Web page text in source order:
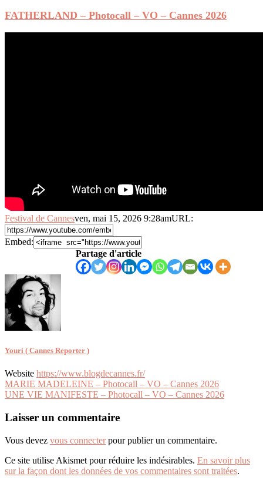
FATHERLAND – Photocall – VO – Cannes 2026
Festival de Cannesven, mai 15, 2026 9:28amURL:
Embed:
Partage d'article
Youri ( Cannes Reporter )
Website https://www.blogdecannes.fr/
Navigation
de
l’article
MARIE MADELEINE – Photocall – VO – Cannes 2026
UNE VIE MANIFESTE – Photocall – VO – Cannes 2026
Laisser un commentaire
Vous devez vous connecterpour publier un commentaire.
Ce site utilise Akismet pour réduire les indésirables. En savoir plus
sur la façon dont les données de vos commentaires sont traitées.